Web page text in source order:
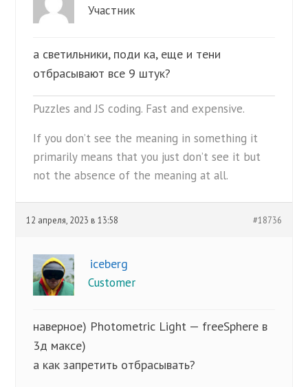
Участник
а светильники, поди ка, еще и тени
отбрасывают все 9 штук?
Puzzles and JS coding. Fast and expensive.
If you don’t see the meaning in something it
primarily means that you just don’t see it but
not the absence of the meaning at all.
12 апреля, 2023 в 13:58 #18736
iceberg
Customer
наверное) Photometric Light — freeSphere в
3д максе)
а как запретить отбрасывать?